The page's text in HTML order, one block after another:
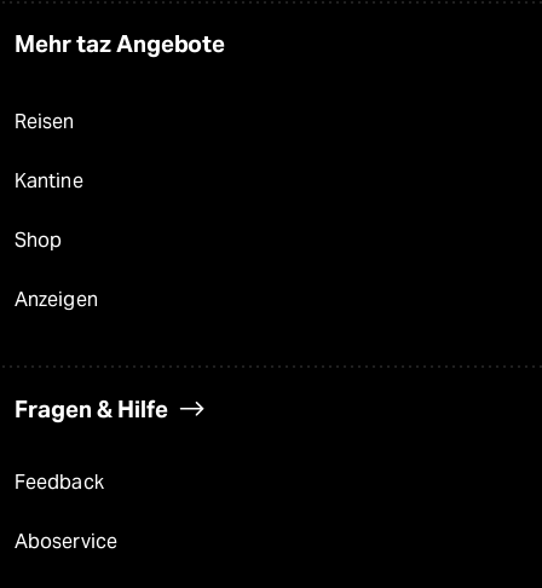
Mehr taz Angebote
Reisen
Kantine
Shop
Anzeigen
Fragen & Hilfe
Feedback
Aboservice